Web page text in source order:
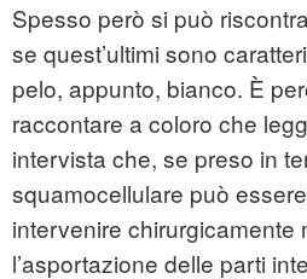
Spesso però si può
se quest’ultimi sono
pelo, appunto, bianco. È
raccontare a coloro che
intervista che, se preso in
squamocellulare può
intervenire chirurgicamente
l’asportazione delle parti